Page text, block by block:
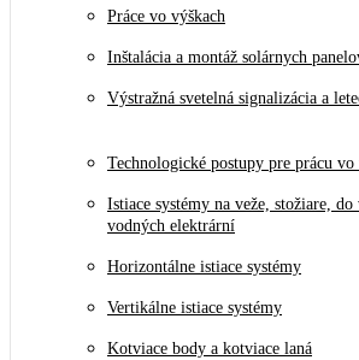
Práce vo výškach
Inštalácia a montáž solárnych
Výstražná svetelná signalizácia a
Technologické postupy pre prácu vo
Istiace systémy na veže, stožiare,
vodných elektrární
Horizontálne istiace systémy
Vertikálne istiace systémy
Kotviace body a kotviace laná